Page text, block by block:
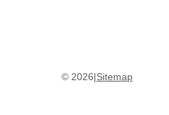
© 2026|Sitemap